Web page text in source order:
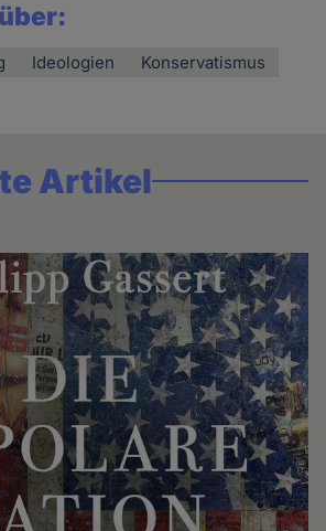
Ideologien
Konservatismus
Artikel